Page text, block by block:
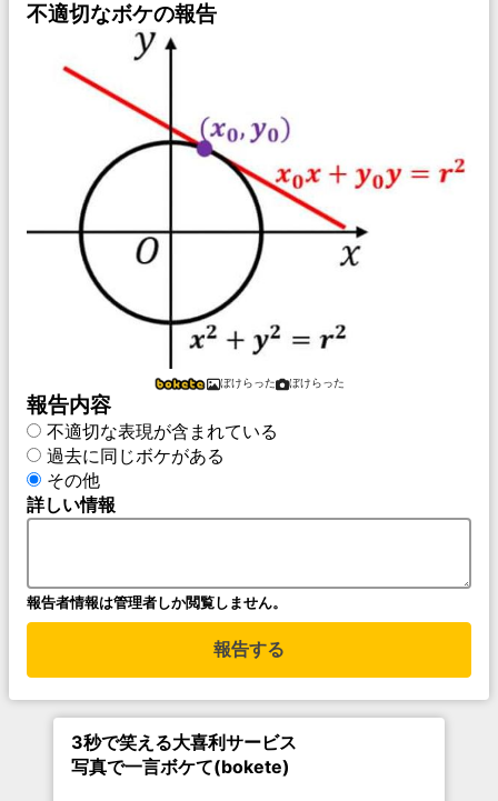
不適切なボケの報告
ぼけらった ぼけらった
報告内容
不適切な表現が含まれている
過去に同じボケがある
その他
詳しい情報
報告者情報は管理者しか閲覧しません。
報告する
3秒で笑える大喜利サービス
写真で一言ボケて(bokete)